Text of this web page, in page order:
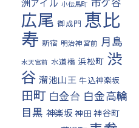
小伝馬町
広尾 御成門 恵比
寿 新宿 明治神宮前 月島
水天宮前 水道橋 浜松町 渋
谷 溜池山王 牛込神楽坂
田町 白金台 白金高輪
目黒 神楽坂 神田 神谷町